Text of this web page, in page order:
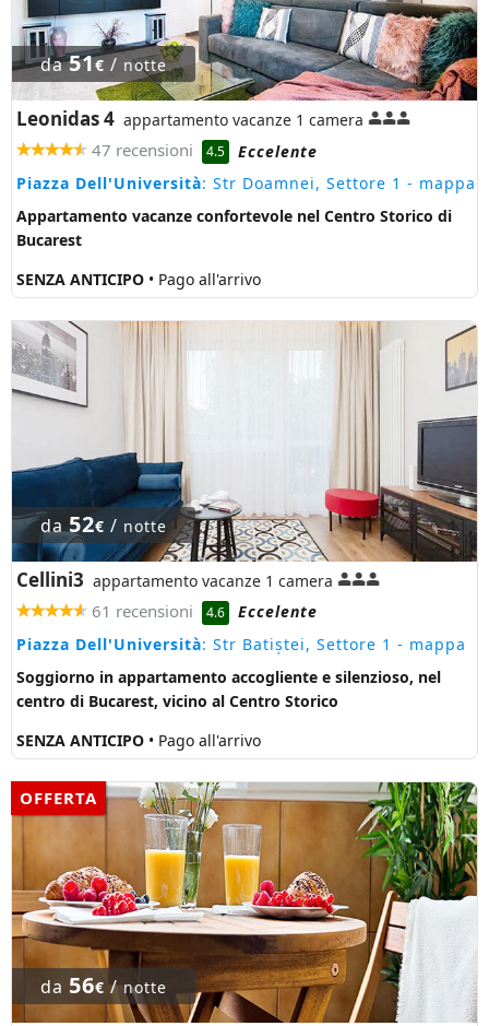
da51€ / notte
Leonidas 4 appartamento vacanze 1 camera
47 recensioni 4.5
Eccelente
Piazza Dell'Università: Str Doamnei, Settore 1 - mappa
Appartamento vacanze confortevole nel Centro Storico di
Bucarest
SENZA ANTICIPO • Pago all'arrivo
da52€ / notte
Cellini3 appartamento vacanze 1 camera
61 recensioni 4.6
Eccelente
Piazza Dell'Università: Str Batiștei, Settore 1 - mappa
Soggiorno in appartamento accogliente e silenzioso, nel
centro di Bucarest, vicino al Centro Storico
SENZA ANTICIPO • Pago all'arrivo
OFFERTA
da 56€ /notte